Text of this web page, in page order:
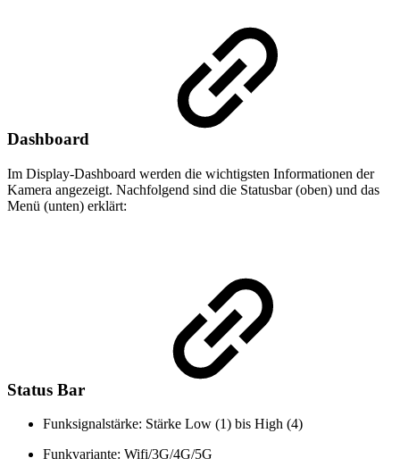
Dashboard
Im Display-Dashboard werden die wichtigsten Informationen der
Kamera angezeigt. Nachfolgend sind die Statusbar (oben) und das
Menü (unten) erklärt:
Status Bar
Funksignalstärke: Stärke Low (1) bis High (4)
Funkvariante: Wifi/3G/4G/5G